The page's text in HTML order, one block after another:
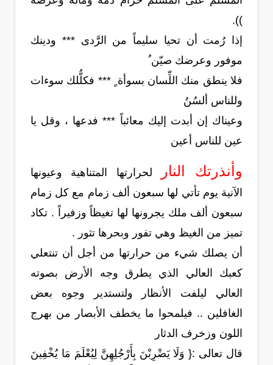
)).
إذا رُمت أن تحيا سليماً من الرَّدى *** ودينك
موفور وعرضك صيّن ُ
فلا ينطق منك اللِّسان بسوأة ٍ *** فكلُّلك سوءات
وللناس ألسُنُ
وعيناك إن أبدت إليك معائباً *** فدعها ، وقل يا
عين للناس أعين
وأنذرتك النار
لحرارتها المتناهية وعيونها
الآنية يوم تأتي لها سبعون ألف زمام مع كل زمام
سبعون ألف ملك يجرونها لها تغيظاً وزفيراً . تكاد
تميز من الغيظ وهي تفور وبحرها تثور .
أن يصلك شيء من حرارتها من أجل أن تنتعلي
كعبك العالي الذي يطرق وجه الأرض بصوته
العالي ليلفت الأنظار ولتستدير وجوه بعض
الغافلين .. فيلمحوا ما يخطف الأبصار من بهرج
اللون وزخرف الدثار
قال تعالى :{ وَلَا يَضْرِبْنَ بِأَرْجُلِهِنَّ لِيُعْلَمَ مَا يُخْفِينَ